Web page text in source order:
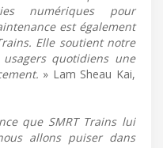
numériques pour
est également
Elle soutient notre
quotidiens une
» Lam Sheau Kai,
que SMRT Trains lui
allons puiser dans